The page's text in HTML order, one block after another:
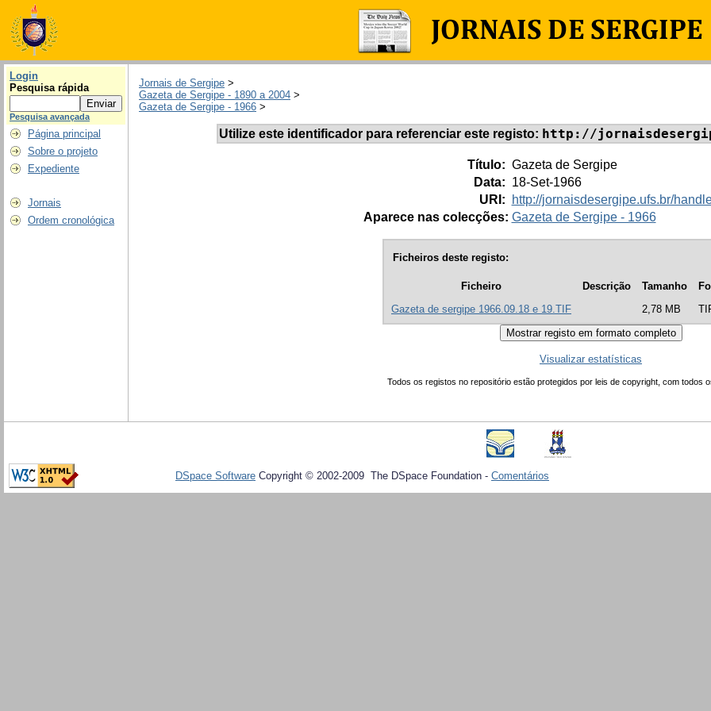
Login
Pesquisa rápida
Pesquisa avançada
Página principal
Sobre o projeto
Expediente
Jornais
Ordem cronológica
Jornais de Sergipe >
Gazeta de Sergipe - 1890 a 2004 >
Gazeta de Sergipe - 1966 >
Utilize este identificador para referenciar este registo: http://
Título: Gazeta de Sergipe
Data: 18-Set-1966
URI:
http://jornaisdesergipe.ufs.br/
Aparece nas colecções: Gazeta de Sergipe - 1966
Ficheiros deste registo:
Ficheiro Descrição Tamanho
Gazeta de sergipe 1966.09.18 e 19.TIF
2,78 MB
Visualizar estatísticas
Todos os registos no repositório estão protegidos por leis de copyright, com todos
DSpace Software Copyright © 2002-2009 The DSpace Foundation - Comentários